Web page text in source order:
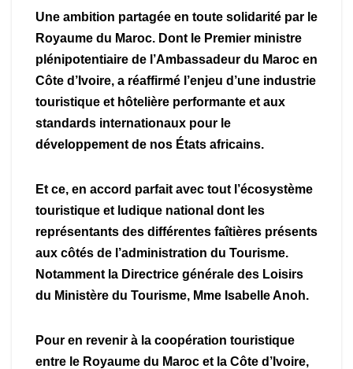
Une ambition partagée en toute solidarité par le
Royaume du Maroc. Dont le Premier ministre
plénipotentiaire de l’Ambassadeur du Maroc en
Côte d’Ivoire, a réaffirmé l’enjeu d’une industrie
touristique et hôtelière performante et aux
standards internationaux pour le
développement de nos États africains.
Et ce, en accord parfait avec tout l’écosystème
touristique et ludique national dont les
représentants des différentes faîtières présents
aux côtés de l’administration du Tourisme.
Notamment la Directrice générale des Loisirs
du Ministère du Tourisme, Mme Isabelle Anoh.
Pour en revenir à la coopération touristique
entre le Royaume du Maroc et la Côte d’Ivoire,